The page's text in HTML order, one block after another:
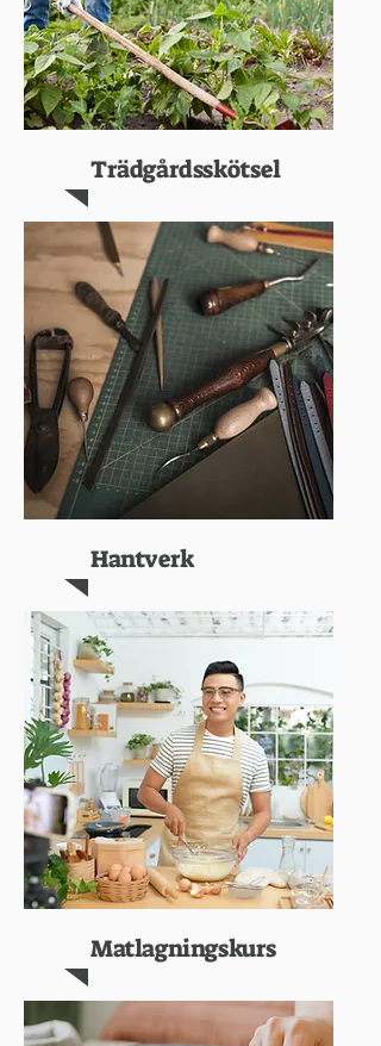
Trädgårdsskötsel
Hantverk
Matlagningskurs